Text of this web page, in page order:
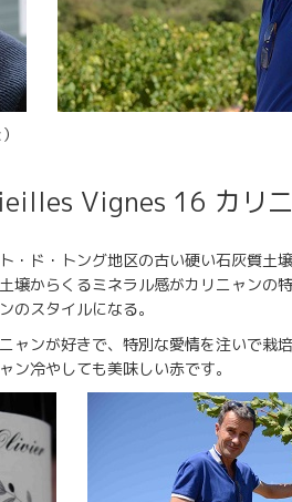
Vignes 16 カリニ
・ド・トング地区の古い硬い石灰質土
壌からくるミネラル感がカリニャンの
のスタイルになる。
ャンが好きで、特別な愛情を注いで栽培
ン冷やしても美味しい赤です。